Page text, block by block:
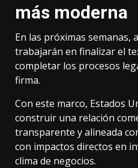
más moderna
En las próximas semanas,
trabajarán en finalizar el
completar los procesos
firma.
Con este marco, Estados
construir una relación
transparente y alineada
con impactos directos en
clima de negocios.